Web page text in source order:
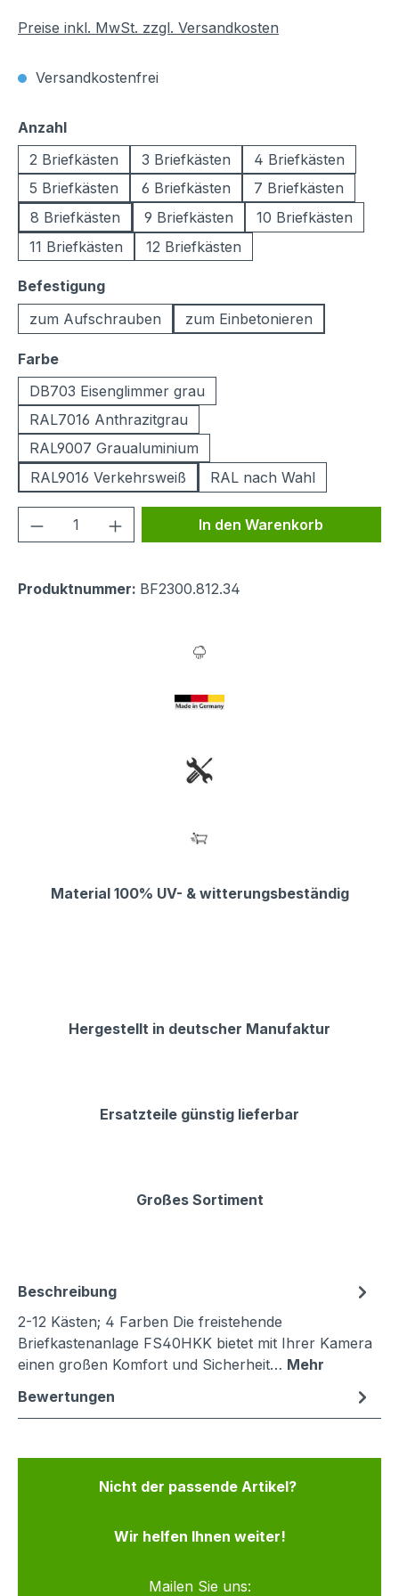
Preise inkl. MwSt. zzgl. Versandkosten
Versandkostenfrei
Anzahlauswählen
2 Briefkästen
3 Briefkästen
4 Briefkästen
5 Briefkästen
6 Briefkästen
7 Briefkästen
8 Briefkästen
9 Briefkästen
10 Briefkästen
11 Briefkästen
12 Briefkästen
Befestigungauswählen
zum Aufschrauben
zum Einbetonieren
Farbeauswählen
DB703 Eisenglimmer grau
RAL7016 Anthrazitgrau
RAL9007 Graualuminium
RAL9016 Verkehrsweiß
RAL nach Wahl
Produkt Anzahl: Gib denIn den Warenkorb
Produktnummer: BF2300.812.34
Material 100% UV- & witterungsbeständig
Hergestellt in deutscher Manufaktur
Ersatzteile günstig lieferbar
Großes Sortiment
Beschreibung
2-12 Kästen; 4 Farben Die freistehende
Briefkastenanlage FS40HKK bietet mit Ihrer Kamera
einen großen Komfort und Sicherheit… Mehr
Bewertungen
Nicht der passende Artikel?
Wir helfen Ihnen weiter!
Mailen Sie uns: